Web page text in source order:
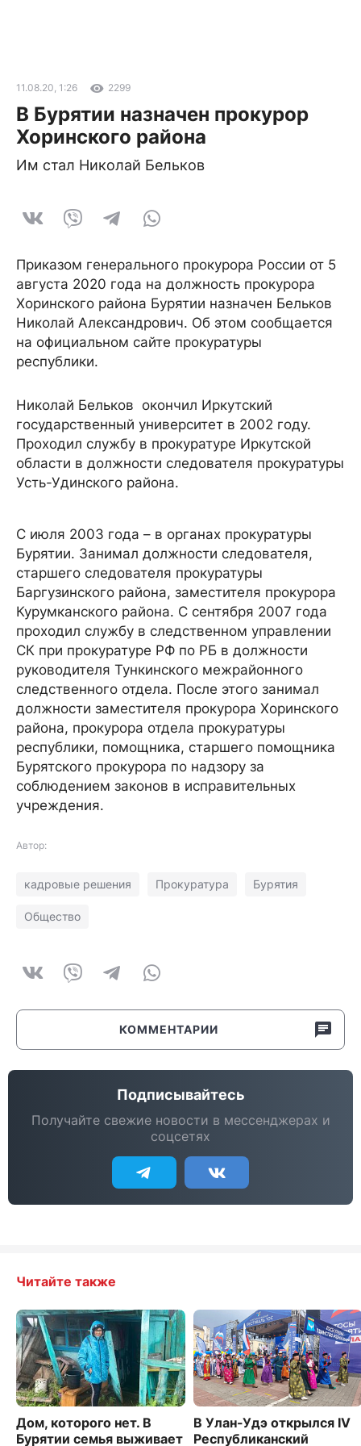
11.08.20, 1:26 2299
В Бурятии назначен прокурор
Хоринского района
Им стал Николай Бельков
Приказом генерального прокурора России от 5
августа 2020 года на должность прокурора
Хоринского района Бурятии назначен Бельков
Николай Александрович. Об этом сообщается
на официальном сайте прокуратуры
республики.
Николай Бельков окончил Иркутский
государственный университет в 2002 году.
Проходил службу в прокуратуре Иркутской
области в должности следователя прокуратуры
Усть-Удинского района.
С июля 2003 года – в органах прокуратуры
Бурятии. Занимал должности следователя,
старшего следователя прокуратуры
Баргузинского района, заместителя прокурора
Курумканского района. С сентября 2007 года
проходил службу в следственном управлении
СК при прокуратуре РФ по РБ в должности
руководителя Тункинского межрайонного
следственного отдела. После этого занимал
должности заместителя прокурора Хоринского
района, прокурора отдела прокуратуры
республики, помощника, старшего помощника
Бурятского прокурора по надзору за
соблюдением законов в исправительных
учреждения.
Автор:
кадровые решения Прокуратура Бурятия
Общество
КОММЕНТАРИИ
Подписывайтесь
Получайте свежие новости в мессенджерах и
соцсетях
Читайте также
Дом, которого нет. В
Бурятии семья выживает
В Улан-Удэ открылся IV
Республиканский